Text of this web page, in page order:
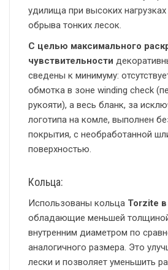
удилища при высоких
обрыва тонких лесок.
С целью максимального
чувствительности
сведены к минимуму:
обмотка в зоне winding check
рукояти), а весь бланк, за
логотипа на комле, выполнен
покрытия, с необработанной
поверхностью.
Кольца:
Использованы кольца Torzite
обладающие меньшей
внутренним диаметром по
аналогичного размера. Это
лески и позволяет уменьшить